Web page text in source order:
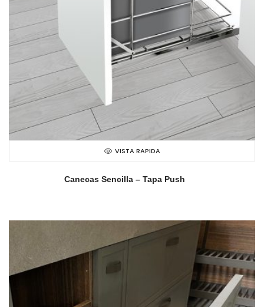
VISTA RAPIDA
Canecas Sencilla – Tapa Push